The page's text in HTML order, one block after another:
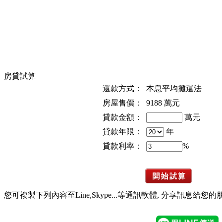
房貸試算
還款方式：
本息平均攤還法
房屋售價：
9188 萬元
貸款金額：
萬元
貸款年限：
年
貸款利率：
%
您可複製下列內容至Line,Skype...等通訊軟體, 分享訊息給您的